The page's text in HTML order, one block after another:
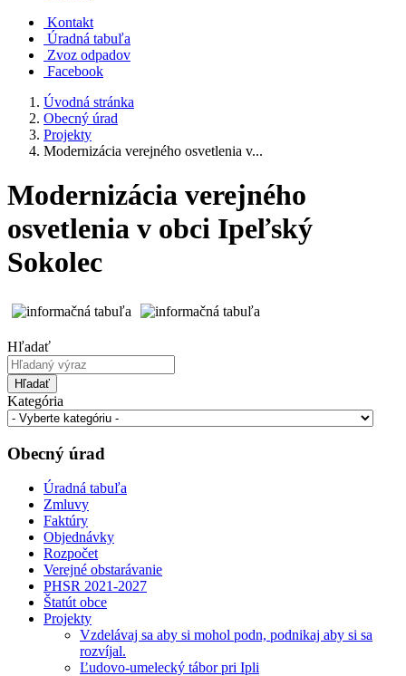
Kontakt
Úradná tabuľa
Zvoz odpadov
Facebook
Úvodná stránka
Obecný úrad
Projekty
Modernizácia verejného osvetlenia v...
Modernizácia verejného
osvetlenia v obci Ipeľský
Sokolec
Hľadať
Hľadať
Kategória
Obecný úrad
Úradná tabuľa
Zmluvy
Faktúry
Objednávky
Rozpočet
Verejné obstarávanie
PHSR 2021-2027
Štatút obce
Projekty
Vzdelávaj sa aby si mohol podn, podnikaj aby si sa
rozvíjal.
Ľudovo-umelecký tábor pri Ipli